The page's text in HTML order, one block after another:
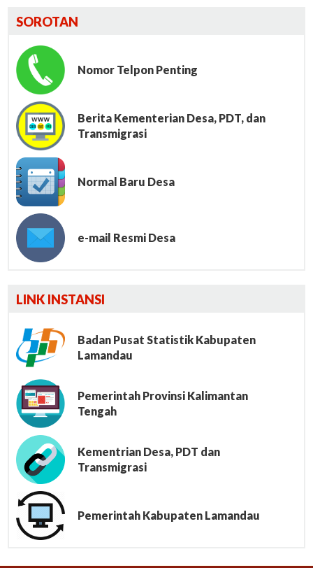
SOROTAN
Nomor Telpon Penting
Berita Kementerian Desa, PDT, dan
Transmigrasi
Normal Baru Desa
e-mail Resmi Desa
Lumbung File
LINK INSTANSI
Badan Pusat Statistik Kabupaten
Lamandau
Pemerintah Provinsi Kalimantan
Tengah
Kementrian Desa, PDT dan
Transmigrasi
Pemerintah Kabupaten Lamandau